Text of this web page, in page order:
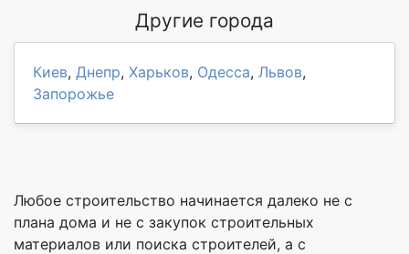
Другие города
Киев, Днепр, Харьков, Одесса, Львов,
Запорожье
Любое строительство начинается далеко не с
плана дома и не с закупок строительных
материалов или поиска строителей, а с